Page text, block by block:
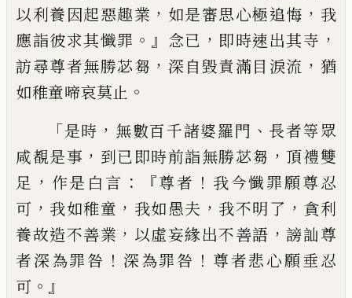
以利養因起惡趣業 ， 如是審思心極追悔 ， 我
應詣彼求其懺罪 。』 念已 ， 即時速出其寺 ，
訪尋尊者無勝苾芻 ， 深自毀責滿目淚流 ， 猶
如稚童啼哀莫止 。
「是時 ， 無數百千諸婆羅門 、 長者等眾
咸覩是事 ， 到已即時前詣無勝苾芻 ， 頂禮雙
足 ， 作是白言 ：『尊者 ！ 我今懺罪願尊忍
可 ， 我如稚童 ， 我如愚夫 ， 我不明了 ， 貪利
養故造不善業 ， 以虛妄緣出不善語 ，謗訕尊
者深為罪咎 ！ 深為罪咎 ！ 尊者悲心願垂忍
可 。』